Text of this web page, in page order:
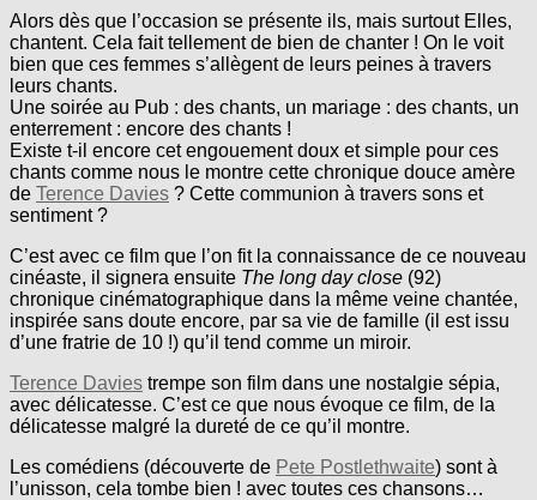
Alors dès que l’occasion se présente ils, mais surtout Elles,
chantent. Cela fait tellement de bien de chanter ! On le voit
bien que ces femmes s’allègent de leurs peines à travers
leurs chants.
Une soirée au Pub : des chants, un mariage : des chants, un
enterrement : encore des chants !
Existe t-il encore cet engouement doux et simple pour ces
chants comme nous le montre cette chronique douce amère
de Terence Davies ? Cette communion à travers sons et
sentiment ?
C’est avec ce film que l’on fit la connaissance de ce nouveau
cinéaste, il signera ensuite The long day close (92)
chronique cinématographique dans la même veine chantée,
inspirée sans doute encore, par sa vie de famille (il est issu
d’une fratrie de 10 !) qu’il tend comme un miroir.
Terence Davies trempe son film dans une nostalgie sépia,
avec délicatesse. C’est ce que nous évoque ce film, de la
délicatesse malgré la dureté de ce qu’il montre.
Les comédiens (découverte de Pete Postlethwaite) sont à
l’unisson, cela tombe bien ! avec toutes ces chansons…